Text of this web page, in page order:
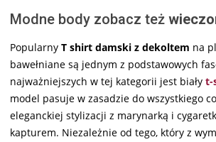
Modne body zobacz też
Popularny T shirt damski z dekoltem na
bawełniane są jednym z podstawowych
najważniejszych w tej kategorii jest biały t-
model pasuje w zasadzie do wszystkiego
eleganckiej stylizacji z marynarką i
kapturem. Niezależnie od tego, który z